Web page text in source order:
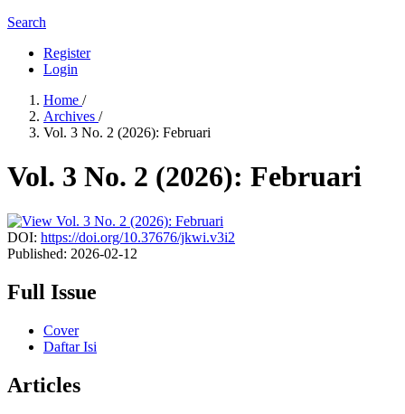
Search
Register
Login
Home /
Archives /
Vol. 3 No. 2 (2026): Februari
Vol. 3 No. 2 (2026): Februari
DOI: https://doi.org/10.37676/jkwi.v3i2
Published: 2026-02-12
Full Issue
Cover
Daftar Isi
Articles